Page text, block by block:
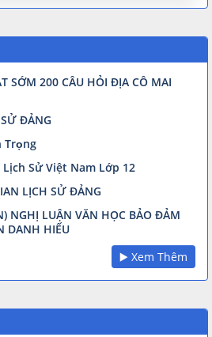
SỚM 200 CÂU HỎI ĐỊA CÔ MAI
ĐẢNG
Trọng
Lịch Sử Việt Nam Lớp 12
LỊCH SỬ ĐẢNG
NGHỊ LUẬN VĂN HỌC BẢO ĐẢM
DANH HIẾU
▶️ Xem Thêm